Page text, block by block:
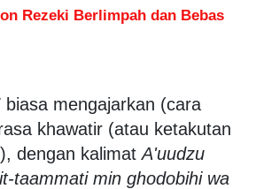
Rezeki Berlimpah dan Bebas
biasa mengajarkan (cara
khawatir (atau ketakutan
dengan kalimatA'uudzu
taammati min ghodobihi wa